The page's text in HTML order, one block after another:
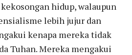
hidup, walaupun
lebih jujur dan
kenapa mereka tidak
Tuhan. Mereka mengakui